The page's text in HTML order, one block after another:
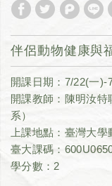
伴侶動物健康與
開課日期：7/22(一)-
開課教師：陳明汝
系）
上課地點：臺灣大
臺大課碼：
學分數：2